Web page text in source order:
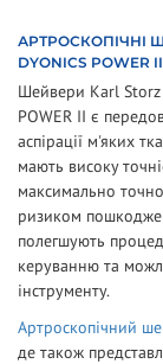
АРТРОСКОПІЧНІ
DYONICS POWER II
Шейвери Karl Storz
POWER II є
аспірації м'яких
мають високу
максимально
ризиком
полегшують
керуванню та
інструменту.
Артроскопічний
де також